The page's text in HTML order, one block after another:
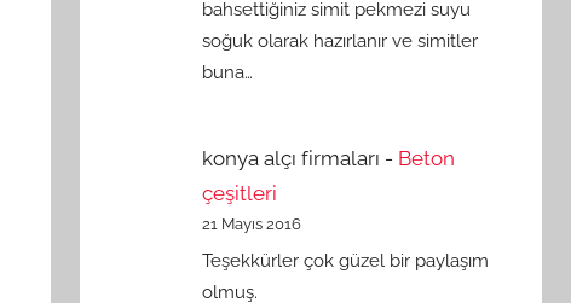
bahsettiğiniz simit pekmezi suyu
soğuk olarak hazırlanır ve simitler
buna…
konya alçı firmaları - Beton
çeşitleri
21 Mayıs 2016
Teşekkürler çok güzel bir paylaşım
olmuş.